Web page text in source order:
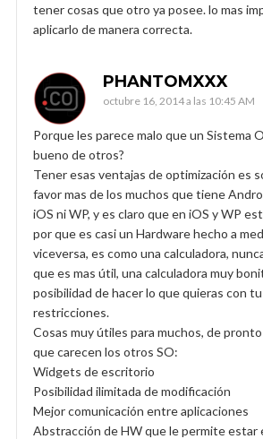
tener cosas que otro ya posee. lo mas
aplicarlo de manera correcta.
PHANTOMXXX
octubre 16, 2014 a las 10:45 AM
Porque les parece malo que un Sistema
bueno de otros?
Tener esas ventajas de optimización es
favor mas de los muchos que tiene
iOS ni WP, y es claro que en iOS y WP
por que es casi un Hardware hecho a
viceversa, es como una calculadora,
que es mas útil, una calculadora muy
posibilidad de hacer lo que quieras con
restricciones.
Cosas muy útiles para muchos, de
que carecen los otros SO:
Widgets de escritorio
Posibilidad ilimitada de modificación
Mejor comunicación entre aplicaciones
Abstracción de HW que le permite estar